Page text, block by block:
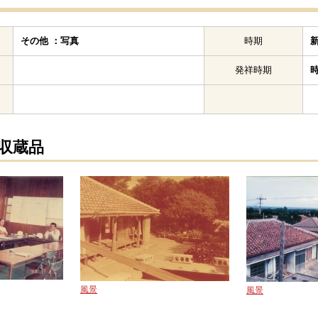
その他 ：写真 時期
発祥時期
蔵品
風景 風景